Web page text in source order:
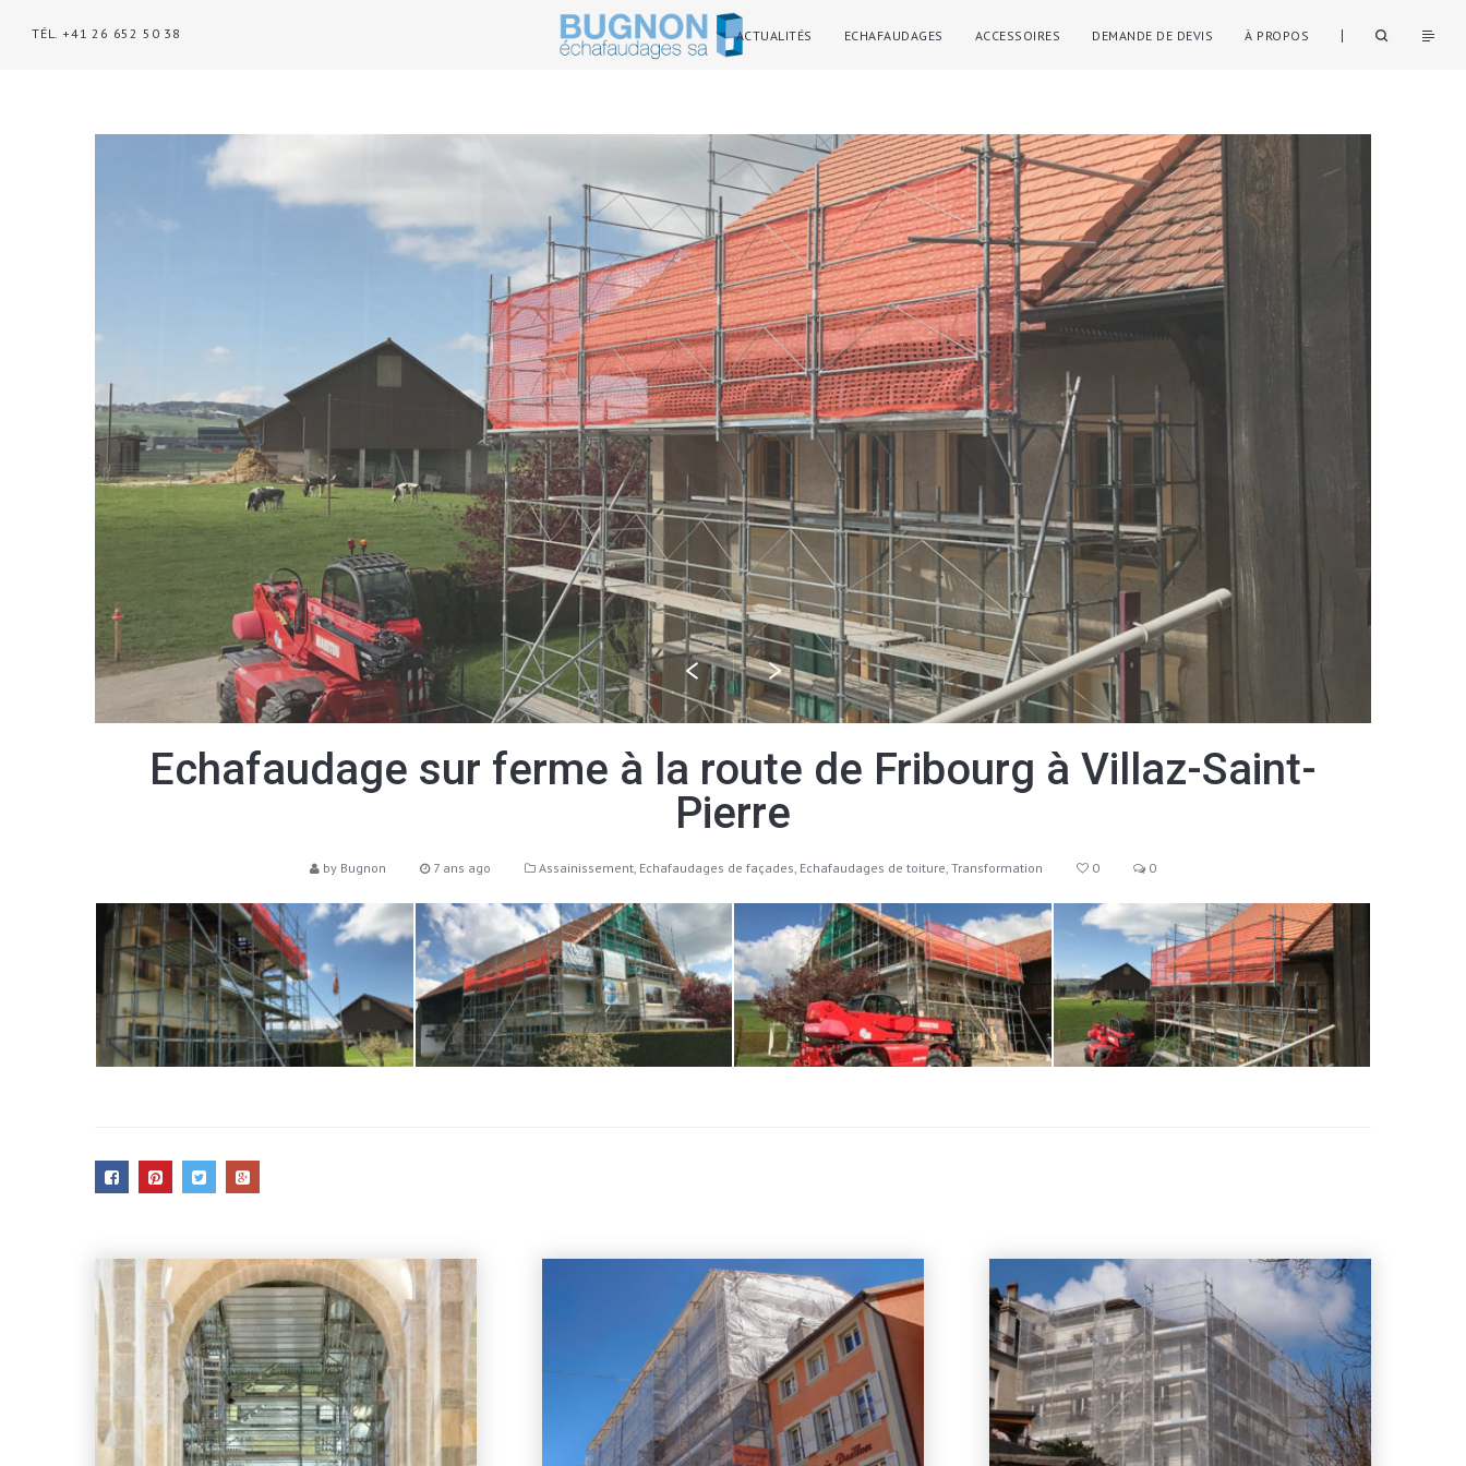
TÉL. +41 26 652 50 38 ACTUALITÉS ECHAFAUDAGES ACCESSOIRES DEMANDE DE DEVIS À PROPOS
Echafaudage sur ferme à la route de Fribourg à Villaz-Saint-
Pierre
by Bugnon 7 ans ago Assainissement, Echafaudages de façades, Echafaudages de toiture, Transformation 0 0